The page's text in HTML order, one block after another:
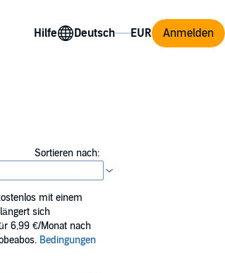
Hilfe Anmelden
Sortieren nach:
mit einem
sich
6,99 €/Monat nach
Bedingungen